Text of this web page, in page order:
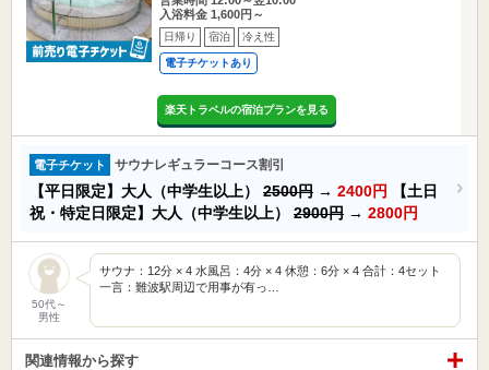
入浴料金 1,600円～
日帰り 宿泊 冷え性
電子チケットあり
楽天トラベルの宿泊プランを見る
電子チケット サウナレギュラーコース割引
【平日限定】大人（中学生以上） 2500円 → 2400円
【土日
祝・特定日限定】大人（中学生以上） 2900円 → 2800円
50代～
男性
サウナ：12分 × 4 水風呂：4分 × 4 休憩：6分 × 4 合計：4セット
一言：難波駅周辺で用事が有っ…
関連情報から探す